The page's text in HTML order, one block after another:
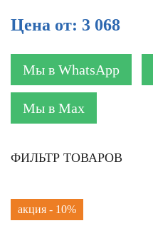
Цена от: 3 068
Мы в WhatsApp
Мы в Max
ФИЛЬТР ТОВАРОВ
акция - 10%